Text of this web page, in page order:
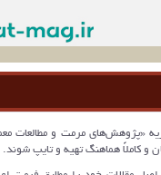
«پژوهش‌های مرمت و مطالعات
و كاملاً هماهنگ تهيه و تايپ شوند.